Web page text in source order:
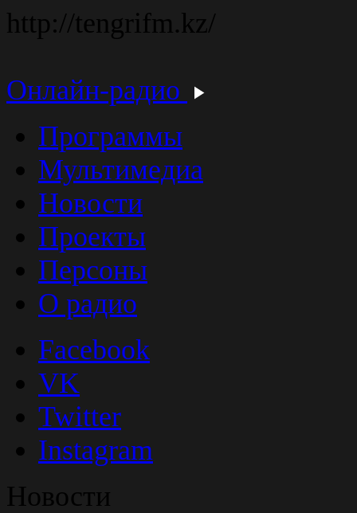
http://tengrifm.kz/
Онлайн-радио
Программы
Мультимедиа
Новости
Проекты
Персоны
О радио
Facebook
VK
Twitter
Instagram
Новости